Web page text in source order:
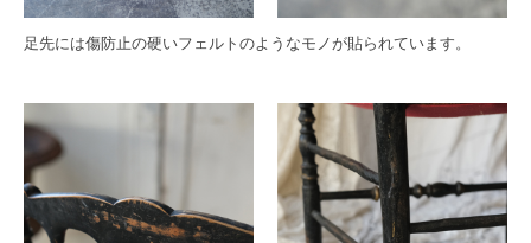
足先には傷防止の硬いフェルトのようなモノが貼られています。